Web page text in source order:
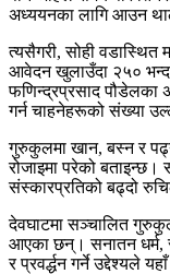
अध्ययनका लागि आउन
त्यसैगरी, सोही
आवेदन खुलाउँदा २५० भन्दा
फणिन्द्रप्रसाद
गर्न चाहनेहरूको संख्या
गुरुकुलमा खान, बस्न र
रोजाइमा परेको बताइन्छ।
संस्कारप्रतिको बढ्दो
देवघाटमा सञ्चालित
आएका छन्। सनातन धर्म,
र प्रवर्द्धन गर्ने उद्देश्यले